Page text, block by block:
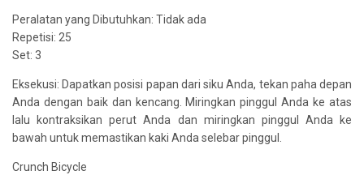
Peralatan yang Dibutuhkan: Tidak ada
Repetisi: 25
Set: 3
Eksekusi: Dapatkan posisi papan dari siku Anda, tekan paha depan
Anda dengan baik dan kencang. Miringkan pinggul Anda ke atas
lalu kontraksikan perut Anda dan miringkan pinggul Anda ke
bawah untuk memastikan kaki Anda selebar pinggul.
Crunch Bicycle